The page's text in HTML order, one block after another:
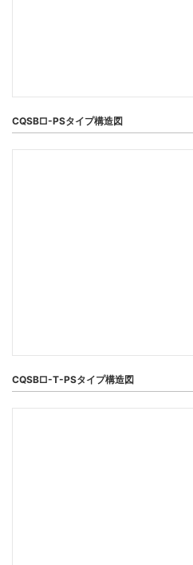
CQSB□-PSタイプ構造図
CQSB□-T-PSタイプ構造図